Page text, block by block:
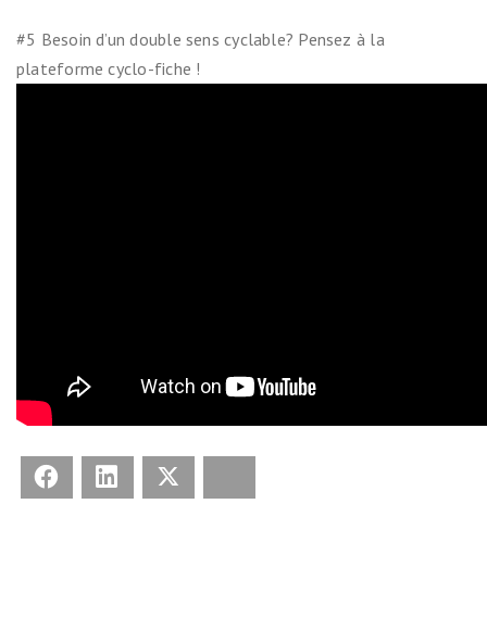
#5 Besoin d’un double sens cyclable? Pensez à la
plateforme cyclo-fiche !
Facebook LinkedIn